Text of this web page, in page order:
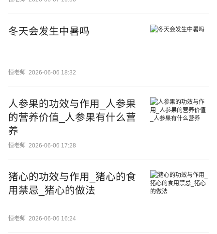
冬天会发生中暑吗
恒老师 2026-06-06 18:32
人参果的功效与作用_人参果
的营养价值_人参果有什么营
养
恒老师 2026-06-06 17:28
猪心的功效与作用_猪心的食
用禁忌_猪心的做法
恒老师 2026-06-06 16:24